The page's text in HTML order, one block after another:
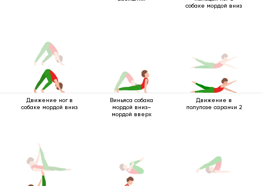
собаке мордой вниз
Движение ног в
собаке мордой вниз
Виньяса собака
мордой вниз–
мордой вверх
Движение в
полупозе саранчи 2